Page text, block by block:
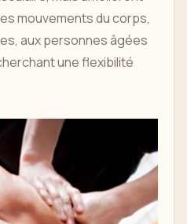
mouvements du corps,
aux personnes âgées
une flexibilité